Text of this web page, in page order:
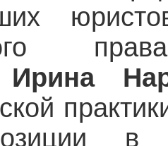
Ирина
в